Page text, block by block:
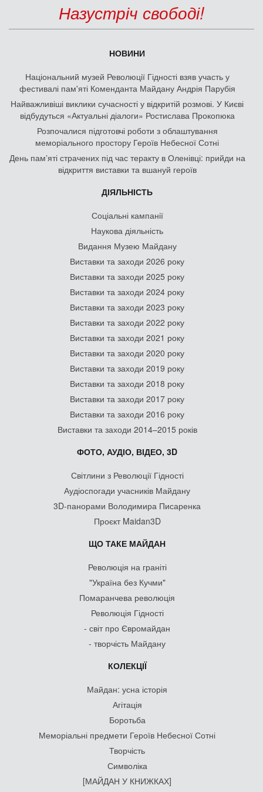
Назустріч свободі!
НОВИНИ
Національний музей Революції Гідності взяв участь у
фестивалі пам'яті Коменданта Майдану Андрія Парубія
Найважливіші виклики сучасності у відкритій розмові. У Києві
відбудуться «Актуальні діалоги» Ростислава Прокопюка
Розпочалися підготовчі роботи з облаштування
меморіального простору Героїв Небесної Сотні
День памʼяті страчених під час теракту в Оленівці: прийди на
відкриття виставки та вшануй героїв
ДІЯЛЬНІСТЬ
Соціальні кампанії
Наукова діяльність
Видання Музею Майдану
Виставки та заходи 2026 року
Виставки та заходи 2025 року
Виставки та заходи 2024 року
Виставки та заходи 2023 року
Виставки та заходи 2022 року
Виставки та заходи 2021 року
Виставки та заходи 2020 року
Виставки та заходи 2019 року
Виставки та заходи 2018 року
Виставки та заходи 2017 року
Виставки та заходи 2016 року
Виставки та заходи 2014–2015 років
ФОТО, АУДІО, ВІДЕО, 3D
Світлини з Революції Гідності
Аудіоспогади учасників Майдану
3D-панорами Володимира Писаренка
Проєкт Maidan3D
ЩО ТАКЕ МАЙДАН
Революція на граніті
"Україна без Кучми"
Помаранчева революція
Революція Гідності
- світ про Євромайдан
- творчість Майдану
КОЛЕКЦІЇ
Майдан: усна історія
Агітація
Боротьба
Меморіальні предмети Героїв Небесної Сотні
Творчість
Символіка
[МАЙДАН У КНИЖКАХ]